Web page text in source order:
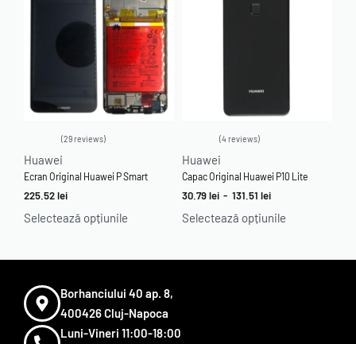
29 reviews
Huawei
Ecran Original Huawei P Smart
225.52lei
Selectează opțiunile
4 reviews
Huawei
Capac Original Huawei P10 Lite
30.79lei - 131.51 lei
Selectează opțiunile
Borhanciului 40 ap. 8,
400426 Cluj-Napoca
Luni-Vineri 11:00-18:00